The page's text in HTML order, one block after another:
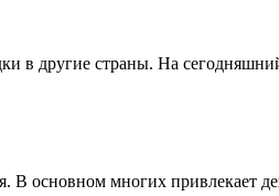
в другие страны. На
основном многих привлекает